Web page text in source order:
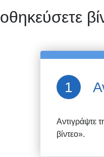
Αντιγράψτε
βίντεο».